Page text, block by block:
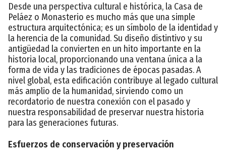
Desde una perspectiva cultural e histórica, la Casa de
Peláez o Monasterio es mucho más que una simple
estructura arquitectónica; es un símbolo de la identidad y
la herencia de la comunidad. Su diseño distintivo y su
antigüedad la convierten en un hito importante en la
historia local, proporcionando una ventana única a la
forma de vida y las tradiciones de épocas pasadas. A
nivel global, esta edificación contribuye al legado cultural
más amplio de la humanidad, sirviendo como un
recordatorio de nuestra conexión con el pasado y
nuestra responsabilidad de preservar nuestra historia
para las generaciones futuras.
Esfuerzos de conservación y preservación